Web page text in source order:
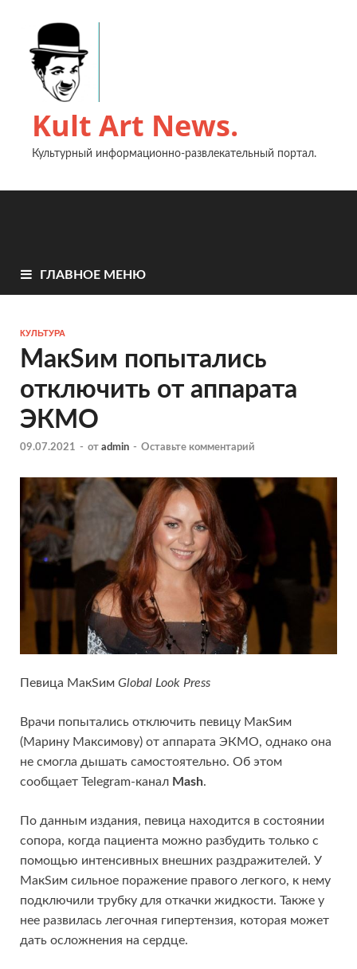
Kult Art News.
Культурный информационно-развлекательный портал.
ГЛАВНОЕ МЕНЮ
КУЛЬТУРА
МакSим попытались
отключить от аппарата
ЭКМО
09.07.2021 - от admin - Оставьте комментарий
Певица МакSим Global Look Press
Врачи попытались отключить певицу МакSим
(Марину Максимову) от аппарата ЭКМО, однако она
не смогла дышать самостоятельно. Об этом
сообщает Telegram-канал Mash.
По данным издания, певица находится в состоянии
сопора, когда пациента можно разбудить только с
помощью интенсивных внешних раздражителей. У
МакSим сильное поражение правого легкого, к нему
подключили трубку для откачки жидкости. Также у
нее развилась легочная гипертензия, которая может
дать осложнения на сердце.